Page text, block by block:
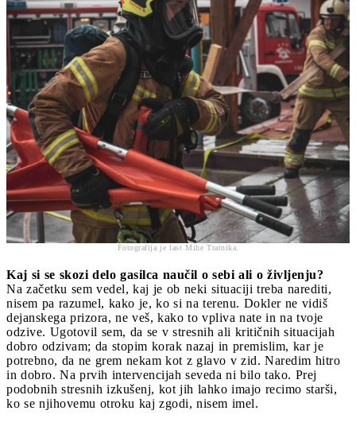
Fotografija je last Mihe Tratnika.
Kaj si se skozi delo gasilca naučil o sebi ali o življenju?
Na začetku sem vedel, kaj je ob neki situaciji treba narediti,
nisem pa razumel, kako je, ko si na terenu. Dokler ne vidiš
dejanskega prizora, ne veš, kako to vpliva nate in na tvoje
odzive. Ugotovil sem, da se v stresnih ali kritičnih situacijah
dobro odzivam; da stopim korak nazaj in premislim, kar je
potrebno, da ne grem nekam kot z glavo v zid. Naredim hitro
in dobro. Na prvih intervencijah seveda ni bilo tako. Prej
podobnih stresnih izkušenj, kot jih lahko imajo recimo starši,
ko se njihovemu otroku kaj zgodi, nisem imel.